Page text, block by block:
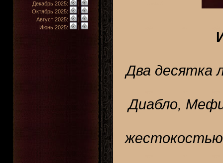
Декабрь 2025:
|
Октябрь 2025:
|
Август 2025:
|
Июнь 2025:
|
Два десятка
Диабло,
жестокостью